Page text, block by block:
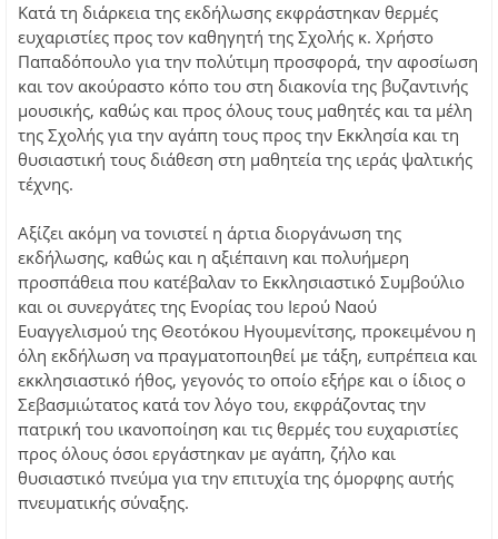
Κατά τη διάρκεια της εκδήλωσης εκφράστηκαν θερμές
ευχαριστίες προς τον καθηγητή της Σχολής κ. Χρήστο
Παπαδόπουλο για την πολύτιμη προσφορά, την αφοσίωση
και τον ακούραστο κόπο του στη διακονία της βυζαντινής
μουσικής, καθώς και προς όλους τους μαθητές και τα μέλη
της Σχολής για την αγάπη τους προς την Εκκλησία και τη
θυσιαστική τους διάθεση στη μαθητεία της ιεράς ψαλτικής
τέχνης.
Αξίζει ακόμη να τονιστεί η άρτια διοργάνωση της
εκδήλωσης, καθώς και η αξιέπαινη και πολυήμερη
προσπάθεια που κατέβαλαν το Εκκλησιαστικό Συμβούλιο
και οι συνεργάτες της Ενορίας του Ιερού Ναού
Ευαγγελισμού της Θεοτόκου Ηγουμενίτσης, προκειμένου η
όλη εκδήλωση να πραγματοποιηθεί με τάξη, ευπρέπεια και
εκκλησιαστικό ήθος, γεγονός το οποίο εξήρε και ο ίδιος ο
Σεβασμιώτατος κατά τον λόγο του, εκφράζοντας την
πατρική του ικανοποίηση και τις θερμές του ευχαριστίες
προς όλους όσοι εργάστηκαν με αγάπη, ζήλο και
θυσιαστικό πνεύμα για την επιτυχία της όμορφης αυτής
πνευματικής σύναξης.